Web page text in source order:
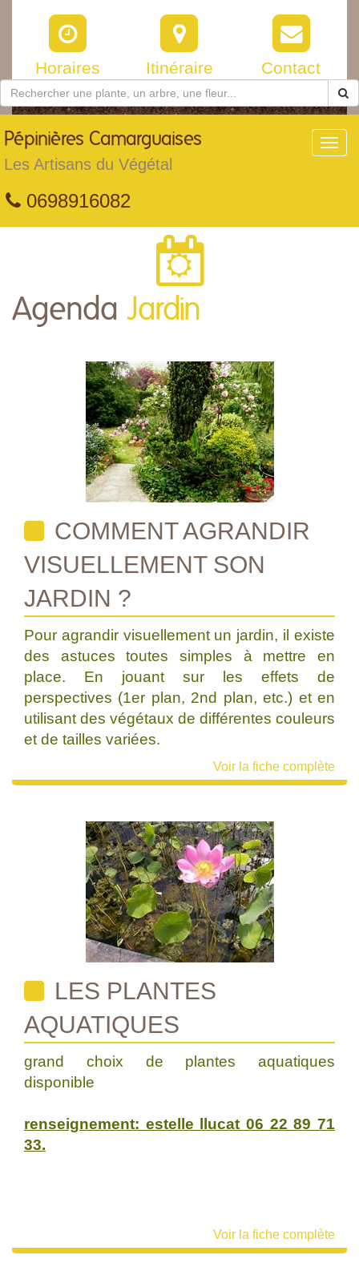
Horaires Itinéraire Contact
Pépinières Camarguaises
Les Artisans du Végétal
0698916082
Agenda Jardin
COMMENT AGRANDIR
VISUELLEMENT SON
JARDIN ?
Pour agrandir visuellement un jardin, il existe
des astuces toutes simples à mettre en
place. En jouant sur les effets de
perspectives (1er plan, 2nd plan, etc.) et en
utilisant des végétaux de différentes couleurs
et de tailles variées.
Voir la fiche complète
LES PLANTES
AQUATIQUES
grand choix de plantes aquatiques
disponible
renseignement: estelle llucat 06 22 89 71
33.
Voir la fiche complète